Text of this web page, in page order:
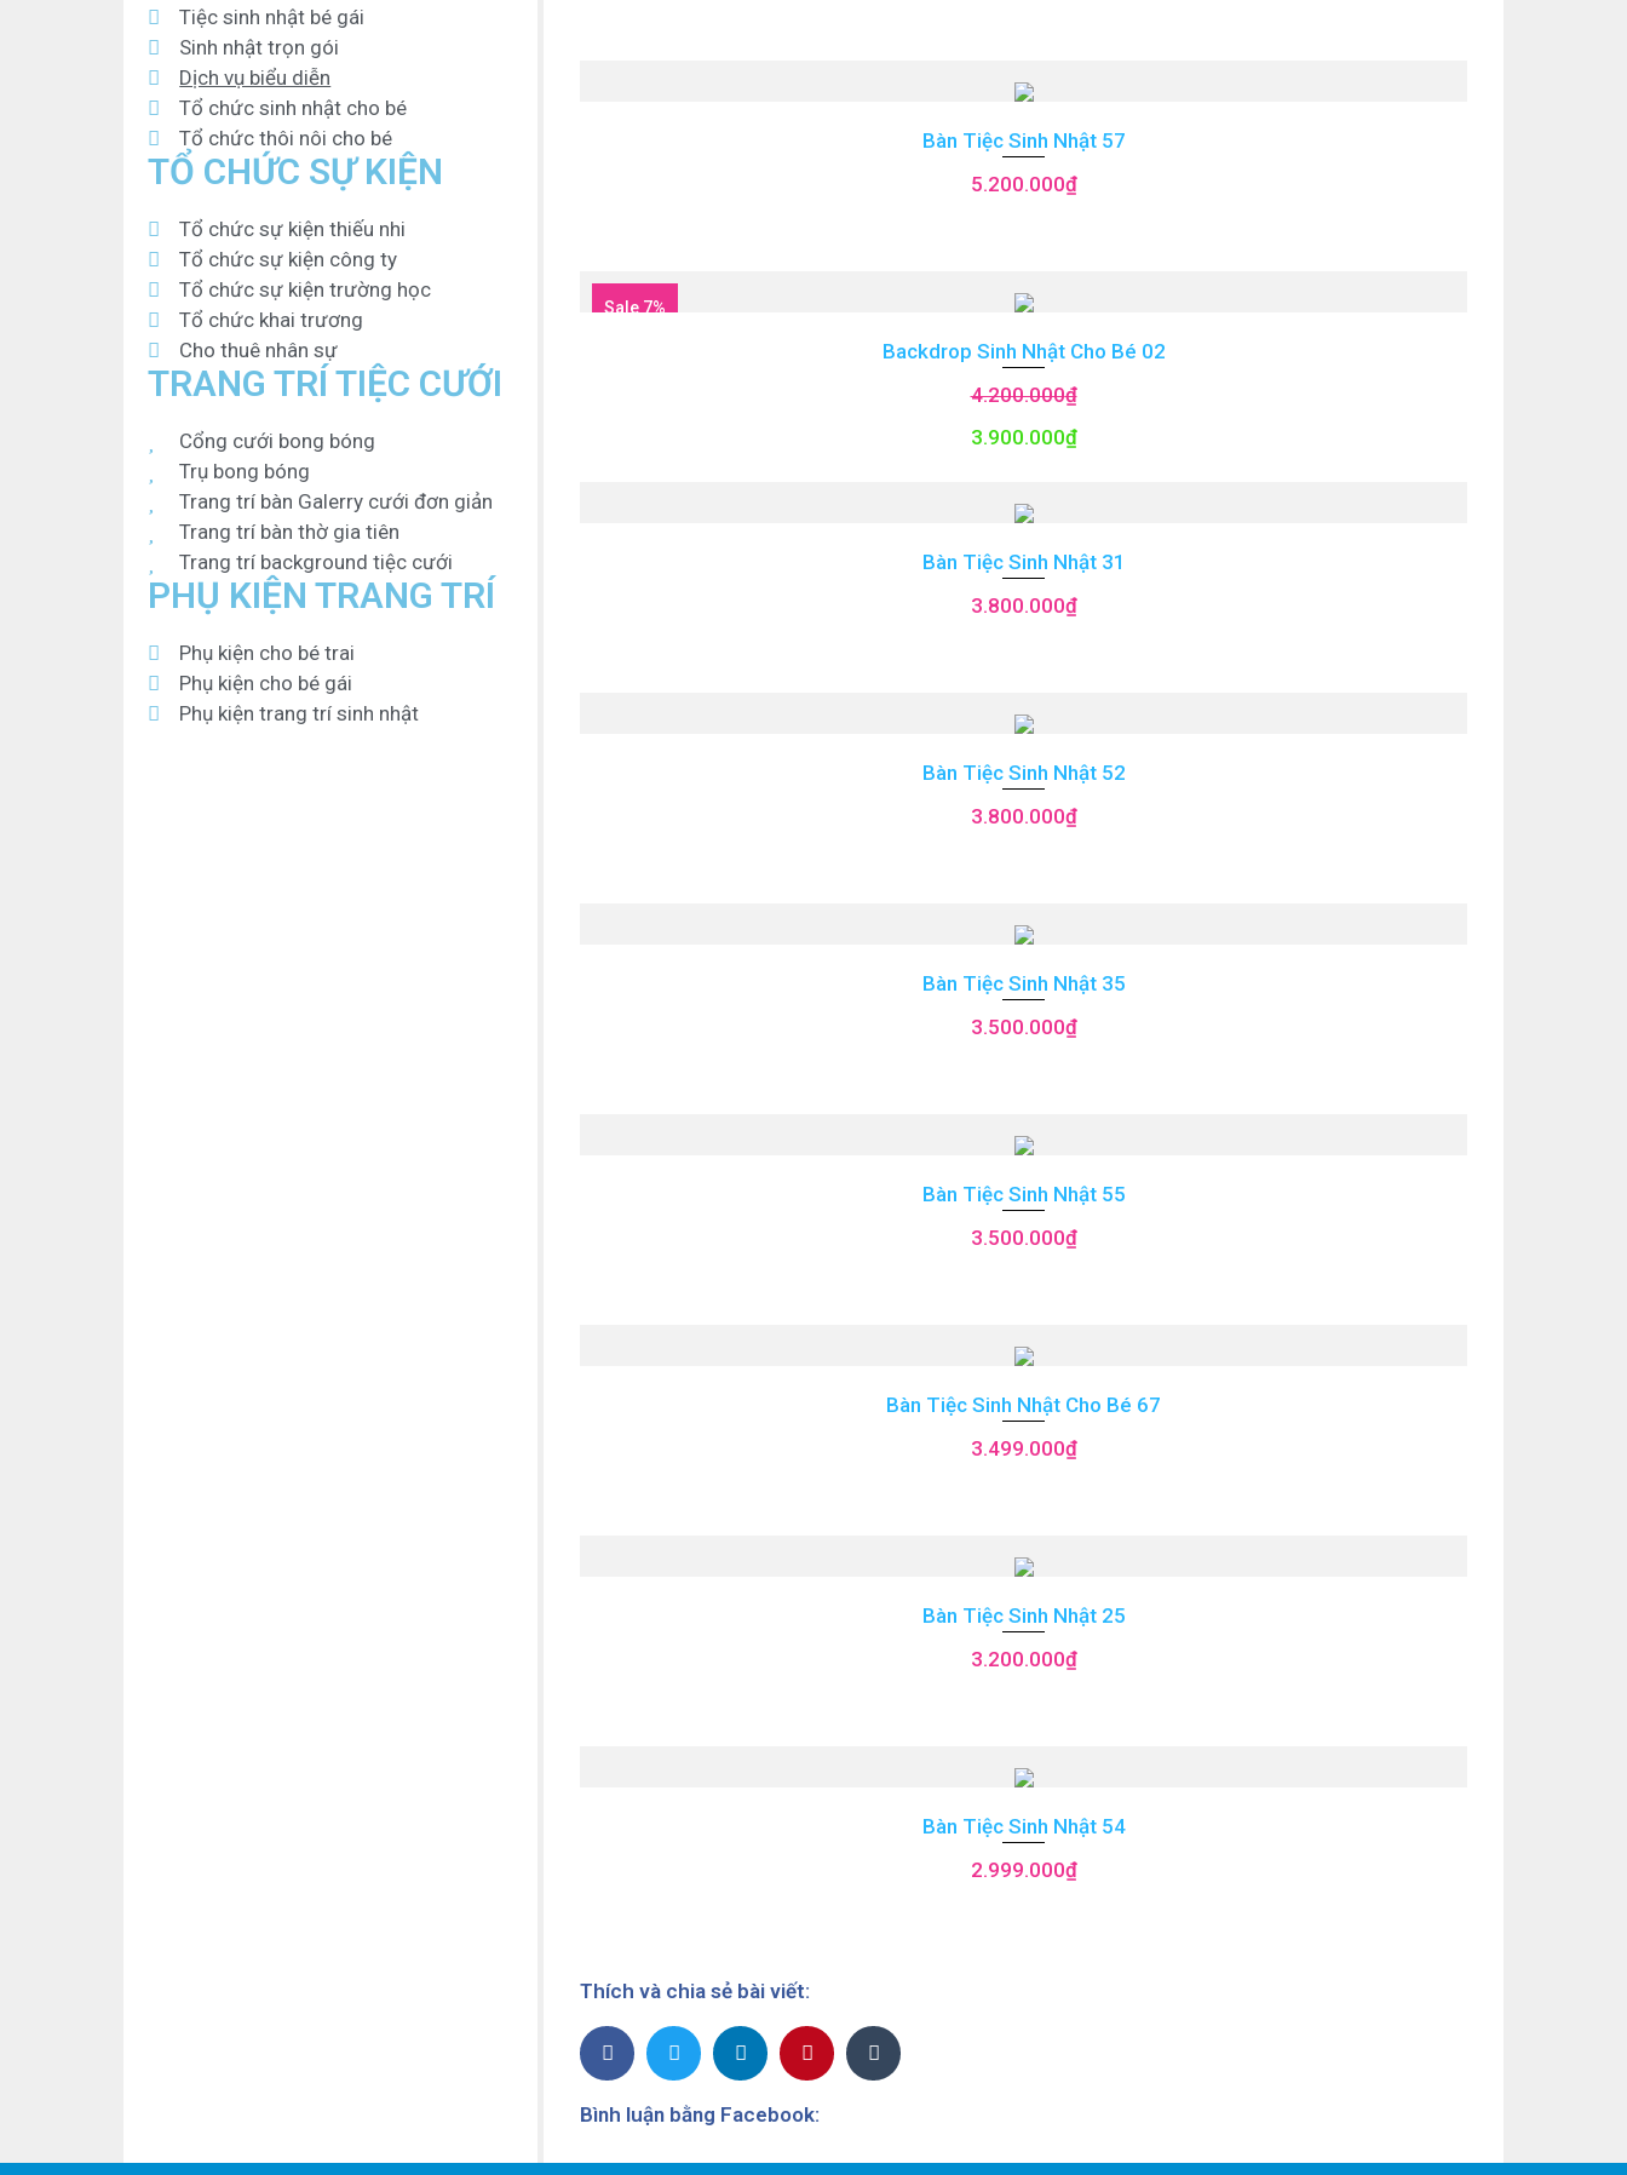
Tiệc sinh nhật bé gái
Sinh nhật trọn gói
Dịch vụ biểu diễn
Tổ chức sinh nhật cho bé
Tổ chức thôi nôi cho bé
TỔ CHỨC SỰ KIỆN
Tổ chức sự kiện thiếu nhi
Tổ chức sự kiện công ty
Tổ chức sự kiện trường học
Tổ chức khai trương
Cho thuê nhân sự
TRANG TRÍ TIỆC CƯỚI
Cổng cưới bong bóng
Trụ bong bóng
Trang trí bàn Galerry cưới đơn giản
Trang trí bàn thờ gia tiên
Trang trí background tiệc cưới
PHỤ KIỆN TRANG TRÍ
Phụ kiện cho bé trai
Phụ kiện cho bé gái
Phụ kiện trang trí sinh nhật
Bàn Tiệc Sinh Nhật 57
5.200.000₫
Sale 7%
Backdrop Sinh Nhật Cho Bé 02
4.200.000₫
3.900.000₫
Bàn Tiệc Sinh Nhật 31
3.800.000₫
Bàn Tiệc Sinh Nhật 52
3.800.000₫
Bàn Tiệc Sinh Nhật 35
3.500.000₫
Bàn Tiệc Sinh Nhật 55
3.500.000₫
Bàn Tiệc Sinh Nhật Cho Bé 67
3.499.000₫
Bàn Tiệc Sinh Nhật 25
3.200.000₫
Bàn Tiệc Sinh Nhật 54
2.999.000₫
Thích và chia sẻ bài viết:
Bình luận bằng Facebook: